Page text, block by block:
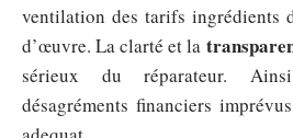
ventilation des tarifs ingrédients
d’œuvre. La clarté et la
sérieux du réparateur.
désagréments financiers